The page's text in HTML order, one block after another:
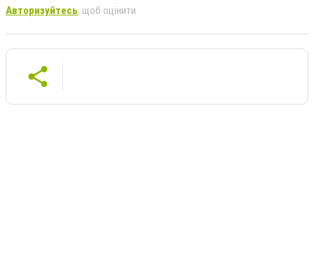
Авторизуйтесь, щоб оцінити